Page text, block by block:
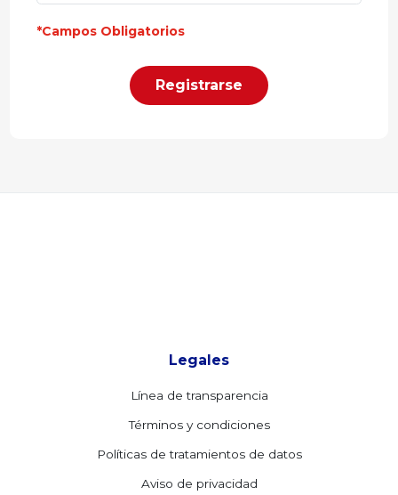
*Campos Obligatorios
Registrarse
Legales
Línea de transparencia
Términos y condiciones
Políticas de tratamientos de datos
Aviso de privacidad